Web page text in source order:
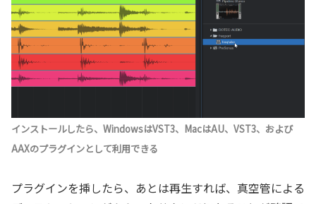
インストールしたら、WindowsはVST3、MacはAU、VST3、および
AAXのプラグインとして利用できる
プラグインを挿したら、あとは再生すれば、真空管による